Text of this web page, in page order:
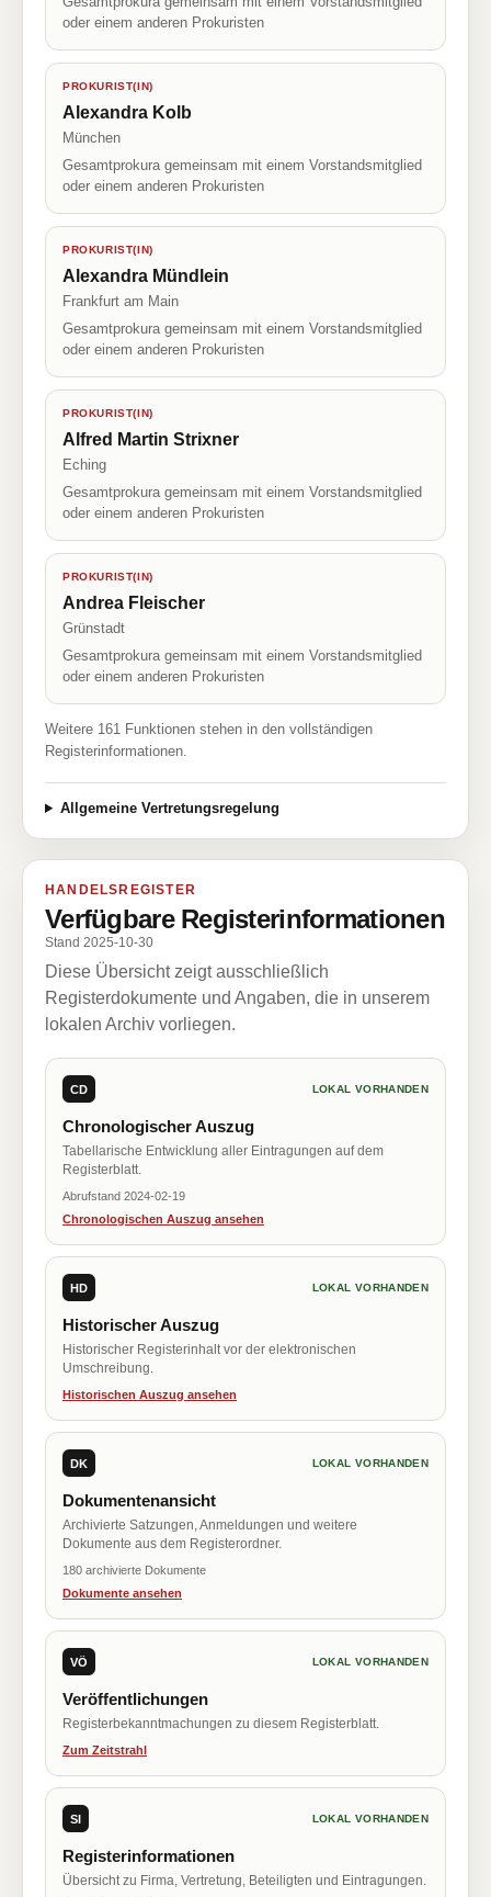
oder einem anderen Prokuristen
PROKURIST(IN)
Alexandra Kolb
München
Gesamtprokura gemeinsam mit einem Vorstandsmitglied
oder einem anderen Prokuristen
PROKURIST(IN)
Alexandra Mündlein
Frankfurt am Main
Gesamtprokura gemeinsam mit einem Vorstandsmitglied
oder einem anderen Prokuristen
PROKURIST(IN)
Alfred Martin Strixner
Eching
Gesamtprokura gemeinsam mit einem Vorstandsmitglied
oder einem anderen Prokuristen
PROKURIST(IN)
Andrea Fleischer
Grünstadt
Gesamtprokura gemeinsam mit einem Vorstandsmitglied
oder einem anderen Prokuristen
Weitere 161 Funktionen stehen in den vollständigen
Registerinformationen.
Allgemeine Vertretungsregelung
HANDELSREGISTER
Verfügbare Registerinformationen
Stand 2025-10-30
Diese Übersicht zeigt ausschließlich
Registerdokumente und Angaben, die in unserem
lokalen Archiv vorliegen.
CD LOKAL VORHANDEN
Chronologischer Auszug
Tabellarische Entwicklung aller Eintragungen auf dem
Registerblatt.
Abrufstand 2024-02-19
Chronologischen Auszug ansehen
HD LOKAL VORHANDEN
Historischer Auszug
Historischer Registerinhalt vor der elektronischen
Umschreibung.
Historischen Auszug ansehen
DK LOKAL VORHANDEN
Dokumentenansicht
Archivierte Satzungen, Anmeldungen und weitere
Dokumente aus dem Registerordner.
180 archivierte Dokumente
Dokumente ansehen
VÖ LOKAL VORHANDEN
Veröffentlichungen
Registerbekanntmachungen zu diesem Registerblatt.
Zum Zeitstrahl
SI LOKAL VORHANDEN
Registerinformationen
Übersicht zu Firma, Vertretung, Beteiligten und Eintragungen.